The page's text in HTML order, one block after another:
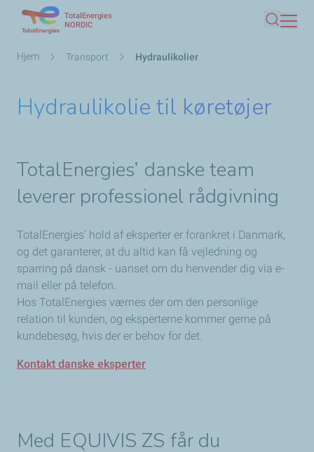
hovedindhold
TotalEnergies
NORDIC
Søg
Brødkrumme
Hjem Transport Hydraulikolier
Hydraulikolie til køretøjer
TotalEnergies’ danske team
leverer professionel rådgivning
TotalEnergies’ hold af eksperter er forankret i Danmark,
og det garanterer, at du altid kan få vejledning og
sparring på dansk - uanset om du henvender dig via e-
mail eller på telefon.
Hos TotalEnergies værnes der om den personlige
relation til kunden, og eksperterne kommer gerne på
kundebesøg, hvis der er behov for det.
Kontakt danske eksperter
Med EQUIVIS ZS får du